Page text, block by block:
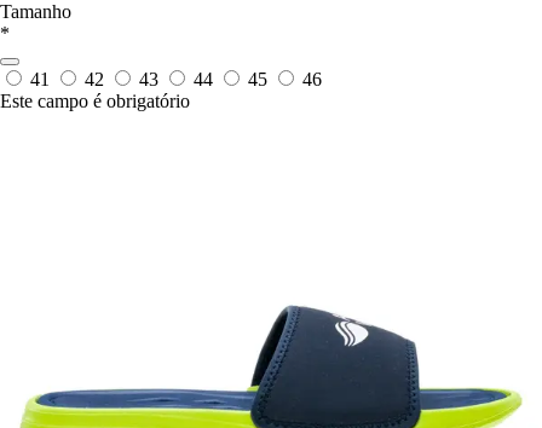
Tamanho
*
41 42 43 44 45
46
Este campo é obrigatório